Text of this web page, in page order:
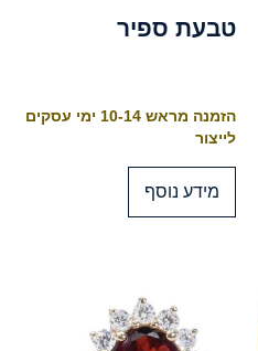
טבעת ספיר
הזמנה מראש 10-14 ימי עסקים
לייצור
מידע נוסף